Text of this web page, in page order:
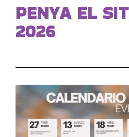
PENYA EL
2026